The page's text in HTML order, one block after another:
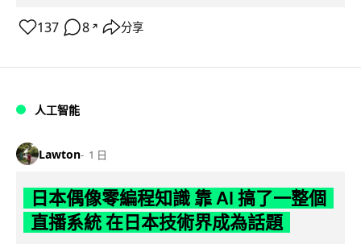
137 8 ↗ 分享
人工智能
Lawton 1 日
日本偶像零編程知識 靠 AI 搞了一整個
直播系統 在日本技術界成為話題